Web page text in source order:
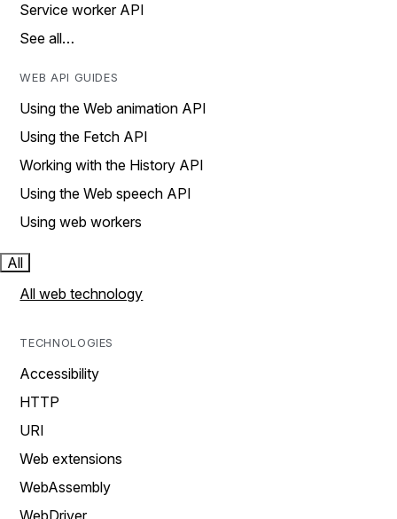
Service worker API
See all…
WEB API GUIDES
Using the Web animation API
Using the Fetch API
Working with the History API
Using the Web speech API
Using web workers
All
All web technology
TECHNOLOGIES
Accessibility
HTTP
URI
Web extensions
WebAssembly
WebDriver